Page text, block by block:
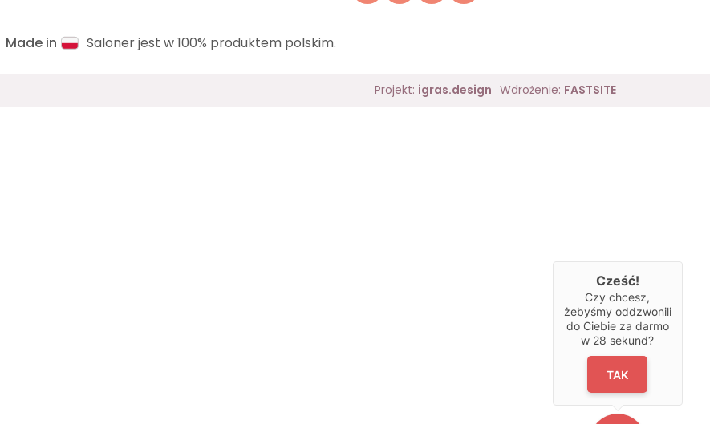
Made in Saloner jest w 100% produktem polskim.
Projekt: igras.design Wdrożenie: FASTSITE
Cześć!
Czy chcesz,
żebyśmy oddzwonili
do Ciebie za darmo
w 28 sekund?
TAK